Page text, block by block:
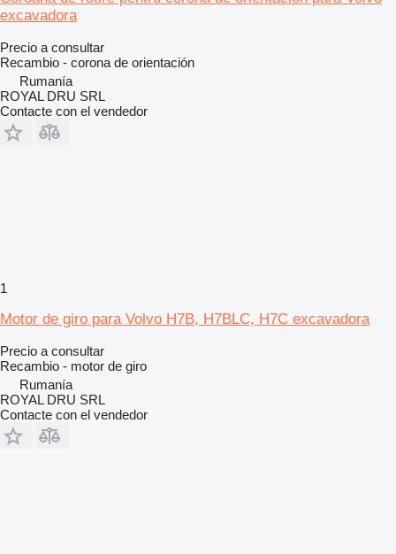
excavadora
Precio a consultar
Recambio - corona de orientación
Rumanía
ROYAL DRU SRL
Contacte con el vendedor
1
Motor de giro para Volvo H7B, H7BLC, H7C excavadora
Precio a consultar
Recambio - motor de giro
Rumanía
ROYAL DRU SRL
Contacte con el vendedor